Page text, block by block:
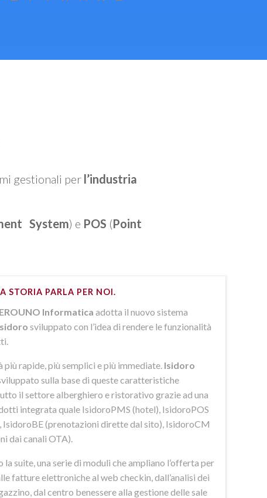
gestionali per l’industria
System) e POS (Point
STORIA PARLA PER NOI.
Informatica adotta il nuovo sistema
sviluppato con l’idea di rendere le funzionalità
più rapide, più semplici e più immediate. Isidoro
sulla base di queste caratteristiche
il settore alberghiero e ristorativo grazie ad una
integrata quale IsidoroPMS (hotel), IsidoroPOS
IsidoroBE (prenotazioni dirette dal sito), IsidoroCM
dai canali OTA).
la suite, una serie di moduli che ampliano l’offerta per
fatture elettroniche al web checkin, dall’analisi dei
dal centro benessere alla gestione delle sale